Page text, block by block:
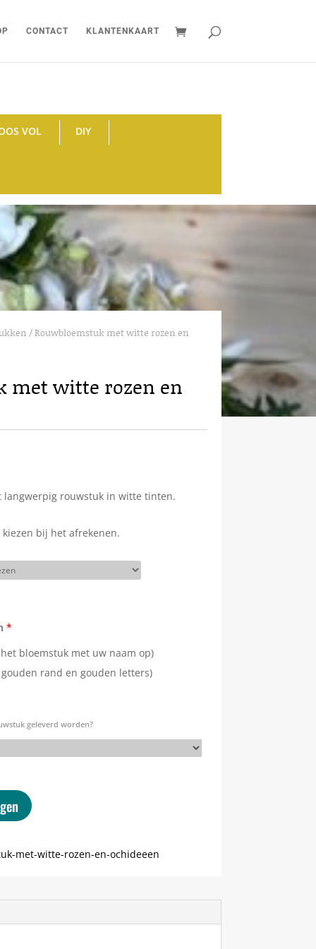
CONTACT KLANTENKAART
VOL DIY
/ Rouwbloemstuk met witte rozen en
met witte rozen en
langwerpig rouwstuk in witte tinten.
bij het afrekenen.
*
bloemstuk met uw naam op)
rand en gouden letters)
geleverd worden?
met-witte-rozen-en-ochideeen